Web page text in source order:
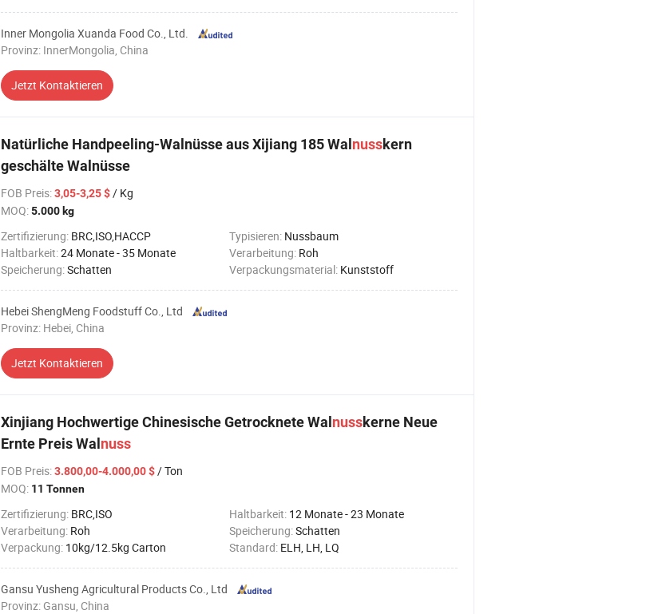
Inner Mongolia Xuanda Food Co., Ltd.
Provinz: InnerMongolia, China
Jetzt Kontaktieren
Natürliche Handpeeling-Walnüsse aus Xijiang 185 Wal nusskern
geschälte Walnüsse
FOB Preis:3,05-3,25 $/ Kg
MOQ:5.000 kg
Zertifizierung: BRC,ISO,HACCP Typisieren: Nussbaum
Haltbarkeit:24 Monate - 35 Monate Verarbeitung: Roh
Speicherung:Schatten Verpackungsmaterial: Kunststoff
Hebei ShengMeng Foodstuff Co., Ltd
Provinz: Hebei, China
Jetzt Kontaktieren
Xinjiang Hochwertige Chinesische Getrocknete Wal nusskerne Neue
Ernte Preis Wal nuss
FOB Preis:3.800,00-4.000,00 $/ Ton
MOQ: 11 Tonnen
Zertifizierung: BRC,ISO Haltbarkeit: 12 Monate - 23 Monate
Verarbeitung: Roh Speicherung:Schatten
Verpackung: 10kg/12.5kg Carton Standard: ELH, LH, LQ
Gansu Yusheng Agricultural Products Co., Ltd
Provinz: Gansu, China